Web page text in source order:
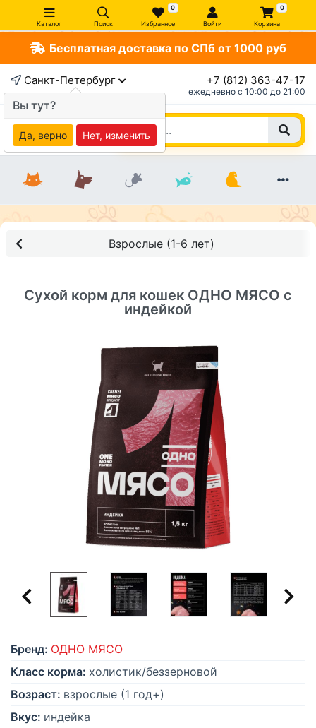
Каталог Поиск
0
Избранное Войти
0
Корзина
Бесплатная доставка по СПб от 1000 руб
Санкт-Петербург +7 (812) 363-47-17
ежедневно c 10:00 до 21:00
Взрослые (1-6 лет)
Сухой корм для кошек ОДНО МЯСО с
индейкой
Бренд: ОДНО МЯСО
Класс корма: холистик/беззерновой
Возраст: взрослые (1 год+)
Вкус: индейка
Вы тут?
Да, верно Нет, изменить